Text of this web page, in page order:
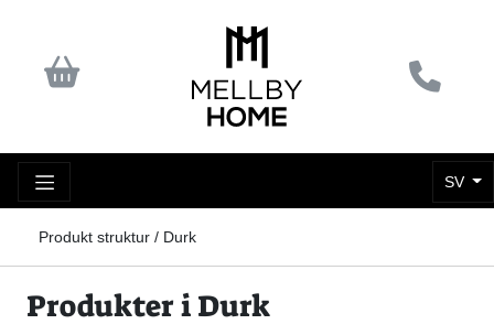
SV
Produkt struktur / Durk
Produkter i Durk